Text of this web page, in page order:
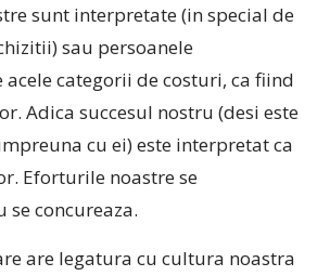
sunt interpretate (in special de
sau persoanele
acele categorii de costuri, ca fiind
Adica succesul nostru (desi este
cu ei) este interpretat ca
Eforturile noastre se
se concureaza.
are legatura cu cultura noastra